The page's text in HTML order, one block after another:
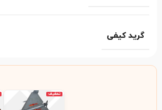
گرید کیفی
تخفیف